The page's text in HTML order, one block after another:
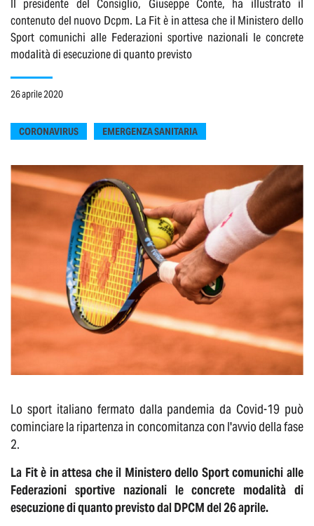
Il presidente del Consiglio, Giuseppe Conte, ha illustrato il
contenuto del nuovo Dcpm. La Fit è in attesa che il Ministero dello
Sport comunichi alle Federazioni sportive nazionali le concrete
modalità di esecuzione di quanto previsto
26 aprile 2020
CORONAVIRUS EMERGENZA SANITARIA
Lo sport italiano fermato dalla pandemia da Covid-19 può
cominciare la ripartenza in concomitanza con l'avvio della fase
2.
La Fit è in attesa che il Ministero dello Sport comunichi alle
Federazioni sportive nazionali leconcrete modalità di
esecuzione di quanto previsto dal DPCM del 26 aprile.